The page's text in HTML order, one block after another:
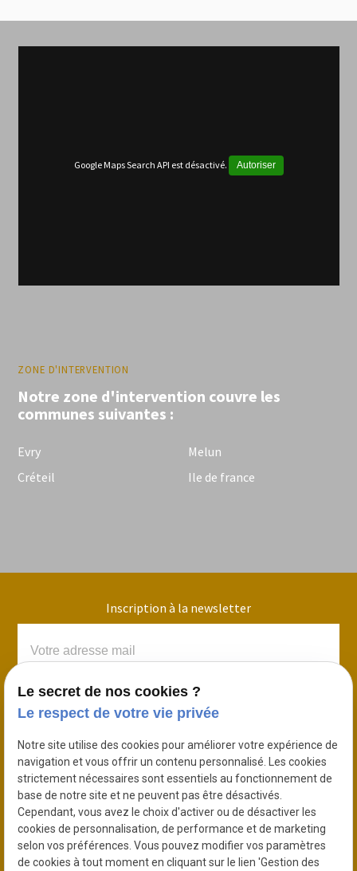
Google Maps Search API est désactivé. Autoriser
ZONE D'INTERVENTION
Notre zone d'intervention couvre les
communes suivantes :
Evry
Créteil
Melun
Ile de france
Inscription à la newsletter
Sablage, peinture Epoxy, peinture liquide
Téléphone :01 60 47 96 31
Le secret de nos cookies ?
Le respect de votre vie privée
Notre site utilise des cookies pour améliorer votre expérience de
navigation et vous offrir un contenu personnalisé. Les cookies
strictement nécessaires sont essentiels au fonctionnement de
base de notre site et ne peuvent pas être désactivés.
Cependant, vous avez le choix d'activer ou de désactiver les
cookies de personnalisation, de performance et de marketing
selon vos préférences. Vous pouvez modifier vos paramètres
de cookies à tout moment en cliquant sur le lien 'Gestion des